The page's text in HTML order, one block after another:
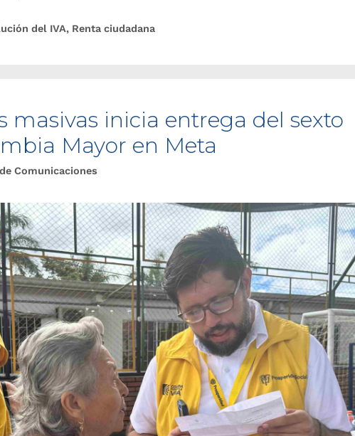
del IVA, Renta ciudadana
masivas inicia entrega del sexto
Mayor en Meta
Comunicaciones